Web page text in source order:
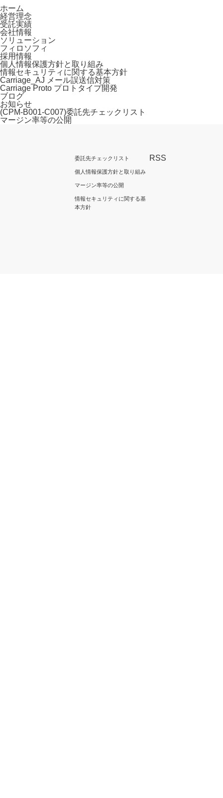
ホーム
経営理念
受託実績
会社情報
ソリューション
フィロソフィ
採用情報
個人情報保護方針と取り組み
情報セキュリティに関する基本方針
Carriage_AJ メール誤送信対策
Carriage Proto プロトタイプ開発
ブログ
お知らせ
(CPM-B001-C007)委託先チェックリスト
マージン率等の公開
委託先チェックリスト
個人情報保護方針と取り組み
マージン率等の公開
情報セキュリティに関する基
本方針
RSS